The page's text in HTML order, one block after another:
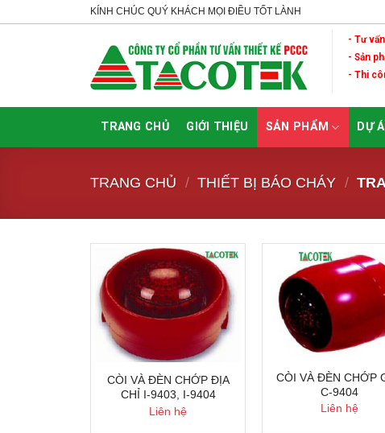
KÍNH CHÚC QUÝ KHÁCH MỌI ĐIỀU TỐT LÀNH
- Tư
- Sản
- Thi
TRANG CHỦ GIỚI THIỆU SẢN PHẨM DỰ
TRANG CHỦ / THIẾT BỊ BÁO CHÁY /
CÒI VÀ ĐÈN CHỚP ĐỊA
CHỈ I-9403, I-9404
Liên hệ
CÒI VÀ ĐÈN CHỚP
C-9404
Liên hệ